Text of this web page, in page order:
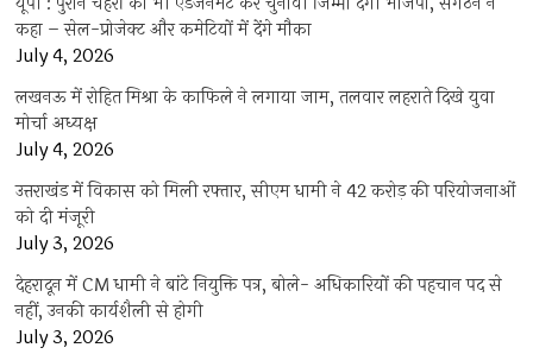
कहा – सेल-प्रोजेक्ट और कमेटियों में देंगे मौका
July 4, 2026
लखनऊ में रोहित मिश्रा के काफिले ने लगाया जाम, तलवार लहराते दिखे युवा
मोर्चा अध्यक्ष
July 4, 2026
उत्तराखंड में विकास को मिली रफ्तार, सीएम धामी ने 42 करोड़ की परियोजनाओं
को दी मंजूरी
July 3, 2026
देहरादून में CM धामी ने बांटे नियुक्ति पत्र, बोले- अधिकारियों की पहचान पद से
नहीं, उनकी कार्यशैली से होगी
July 3, 2026